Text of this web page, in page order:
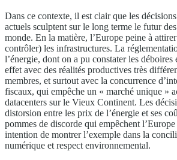
Dans ce contexte, il est clair que les
actuels sculptent sur le long terme le futur
monde. En la matière, l’Europe peine à
contrôler) les infrastructures. La
l’énergie, dont on a pu constater les déboires
effet avec des réalités productives très
membres, et surtout avec la concurrence
fiscaux, qui empêche un « marché unique »
datacenters sur le Vieux Continent. Les
distorsion entre les prix de l’énergie et ses
pommes de discorde qui empêchent
intention de montrer l’exemple dans la
numérique et respect environnemental.